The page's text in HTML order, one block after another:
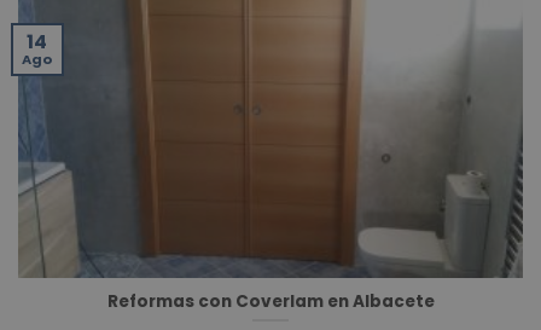
Reformas con Coverlam en Albacete
14
Ago